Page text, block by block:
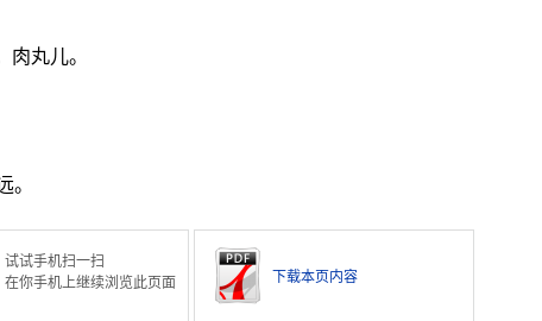
肉丸儿。
。
试试手机扫一扫
在你手机上继续浏览此页面
下载本页内容